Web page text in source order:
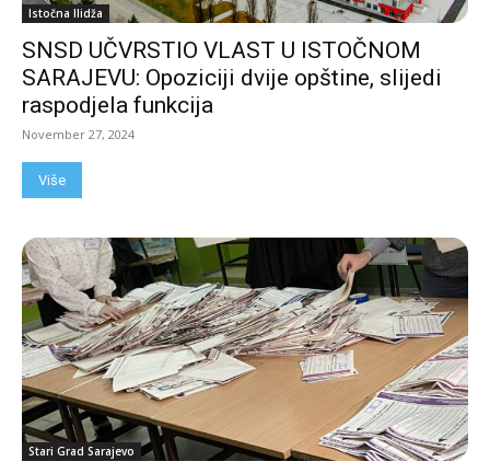
Istočna Ilidža
SNSD UČVRSTIO VLAST U ISTOČNOM
SARAJEVU: Opoziciji dvije opštine, slijedi
raspodjela funkcija
November 27, 2024
Više
Stari Grad Sarajevo